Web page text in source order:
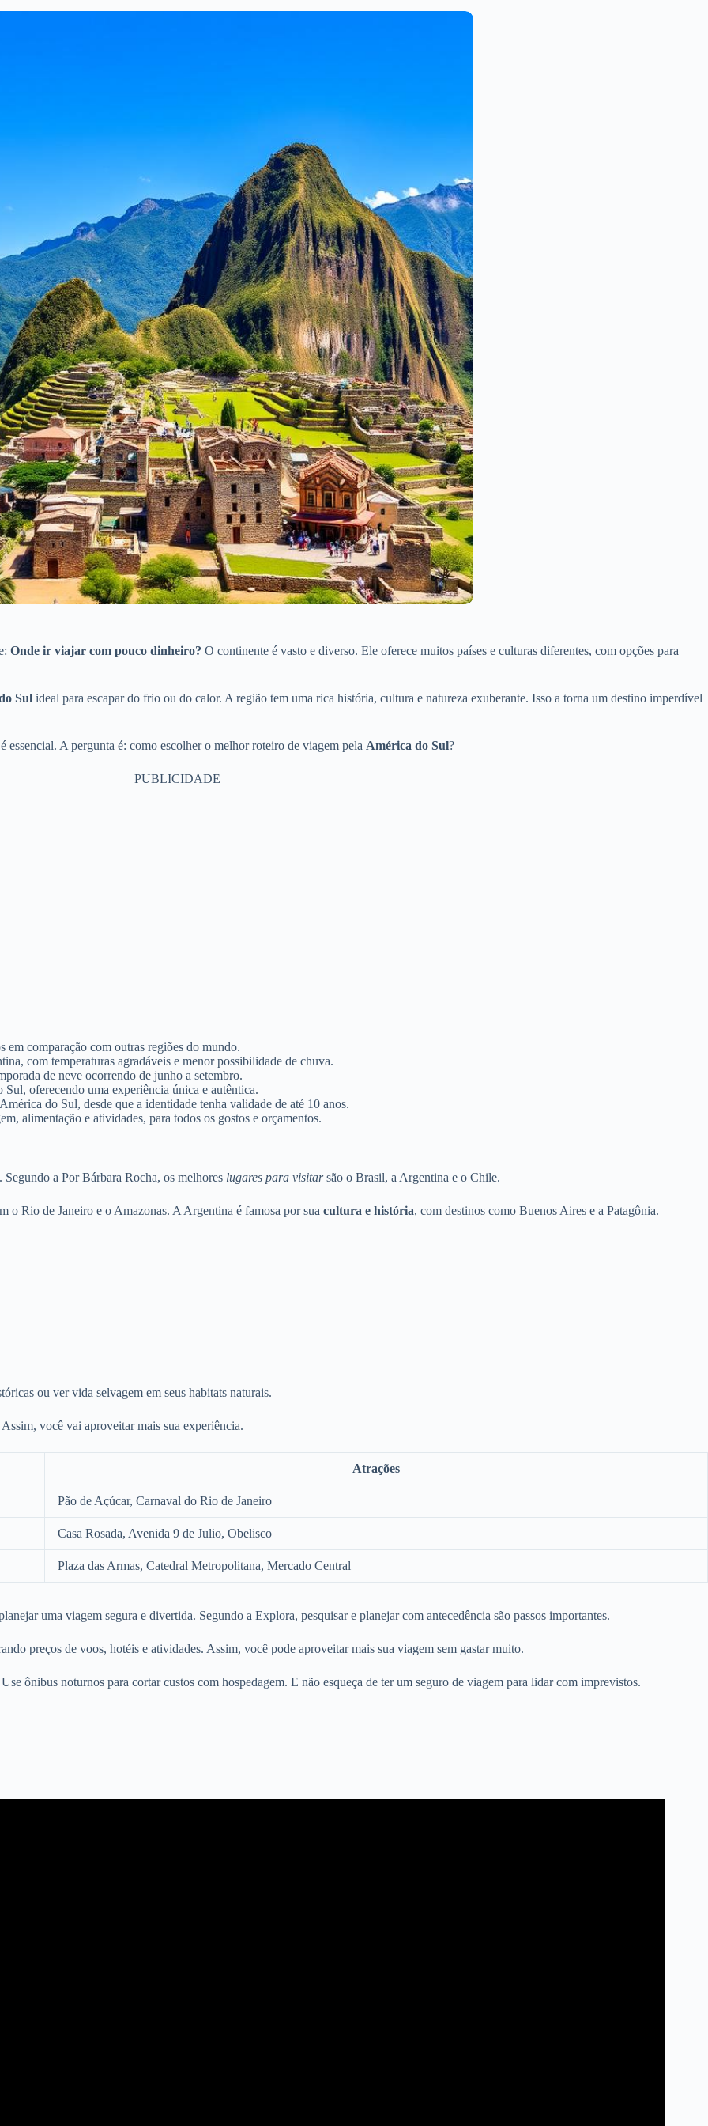
Onde ir viajar com pouco dinheiro? O continente é vasto e diverso. Ele oferece muitos países e culturas diferentes, com opções para
Sul ideal para escapar do frio ou do calor. A região tem uma rica história, cultura e natureza exuberante. Isso a torna um destino imperdível
essencial. A pergunta é: como escolher o melhor roteiro de viagem pela América do Sul?
PUBLICIDADE
comparação com outras regiões do mundo.
com temperaturas agradáveis e menor possibilidade de chuva.
de neve ocorrendo de junho a setembro.
oferecendo uma experiência única e autêntica.
do Sul, desde que a identidade tenha validade de até 10 anos.
alimentação e atividades, para todos os gostos e orçamentos.
a Por Bárbara Rocha, os melhores lugares para visitarsão o Brasil, a Argentina e o Chile.
o Rio de Janeiro e o Amazonas. A Argentina é famosa por sua cultura e história, com destinos como Buenos Aires e a Patagônia.
ou ver vida selvagem em seus habitats naturais.
você vai aproveitar mais sua experiência.
Atrações
Pão de Açúcar, Carnaval do Rio de Janeiro
Casa Rosada, Avenida 9 de Julio, Obelisco
Plaza das Armas, Catedral Metropolitana, Mercado Central
uma viagem segura e divertida. Segundo a Explora, pesquisar e planejar com antecedência são passos importantes.
preços de voos, hotéis e atividades. Assim, você pode aproveitar mais sua viagem sem gastar muito.
ônibus noturnos para cortar custos com hospedagem. E não esqueça de ter um seguro de viagem para lidar com imprevistos.